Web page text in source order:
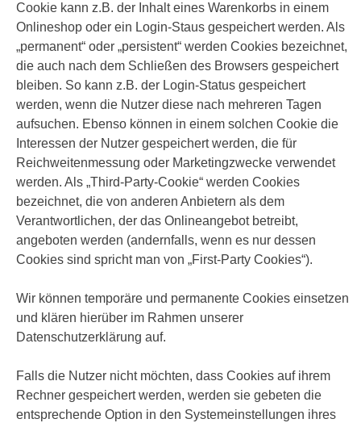
Cookie kann z.B. der Inhalt eines Warenkorbs in einem
Onlineshop oder ein Login-Staus gespeichert werden. Als
„permanent“ oder „persistent“ werden Cookies bezeichnet,
die auch nach dem Schließen des Browsers gespeichert
bleiben. So kann z.B. der Login-Status gespeichert
werden, wenn die Nutzer diese nach mehreren Tagen
aufsuchen. Ebenso können in einem solchen Cookie die
Interessen der Nutzer gespeichert werden, die für
Reichweitenmessung oder Marketingzwecke verwendet
werden. Als „Third-Party-Cookie“ werden Cookies
bezeichnet, die von anderen Anbietern als dem
Verantwortlichen, der das Onlineangebot betreibt,
angeboten werden (andernfalls, wenn es nur dessen
Cookies sind spricht man von „First-Party Cookies“).
Wir können temporäre und permanente Cookies einsetzen
und klären hierüber im Rahmen unserer
Datenschutzerklärung auf.
Falls die Nutzer nicht möchten, dass Cookies auf ihrem
Rechner gespeichert werden, werden sie gebeten die
entsprechende Option in den Systemeinstellungen ihres